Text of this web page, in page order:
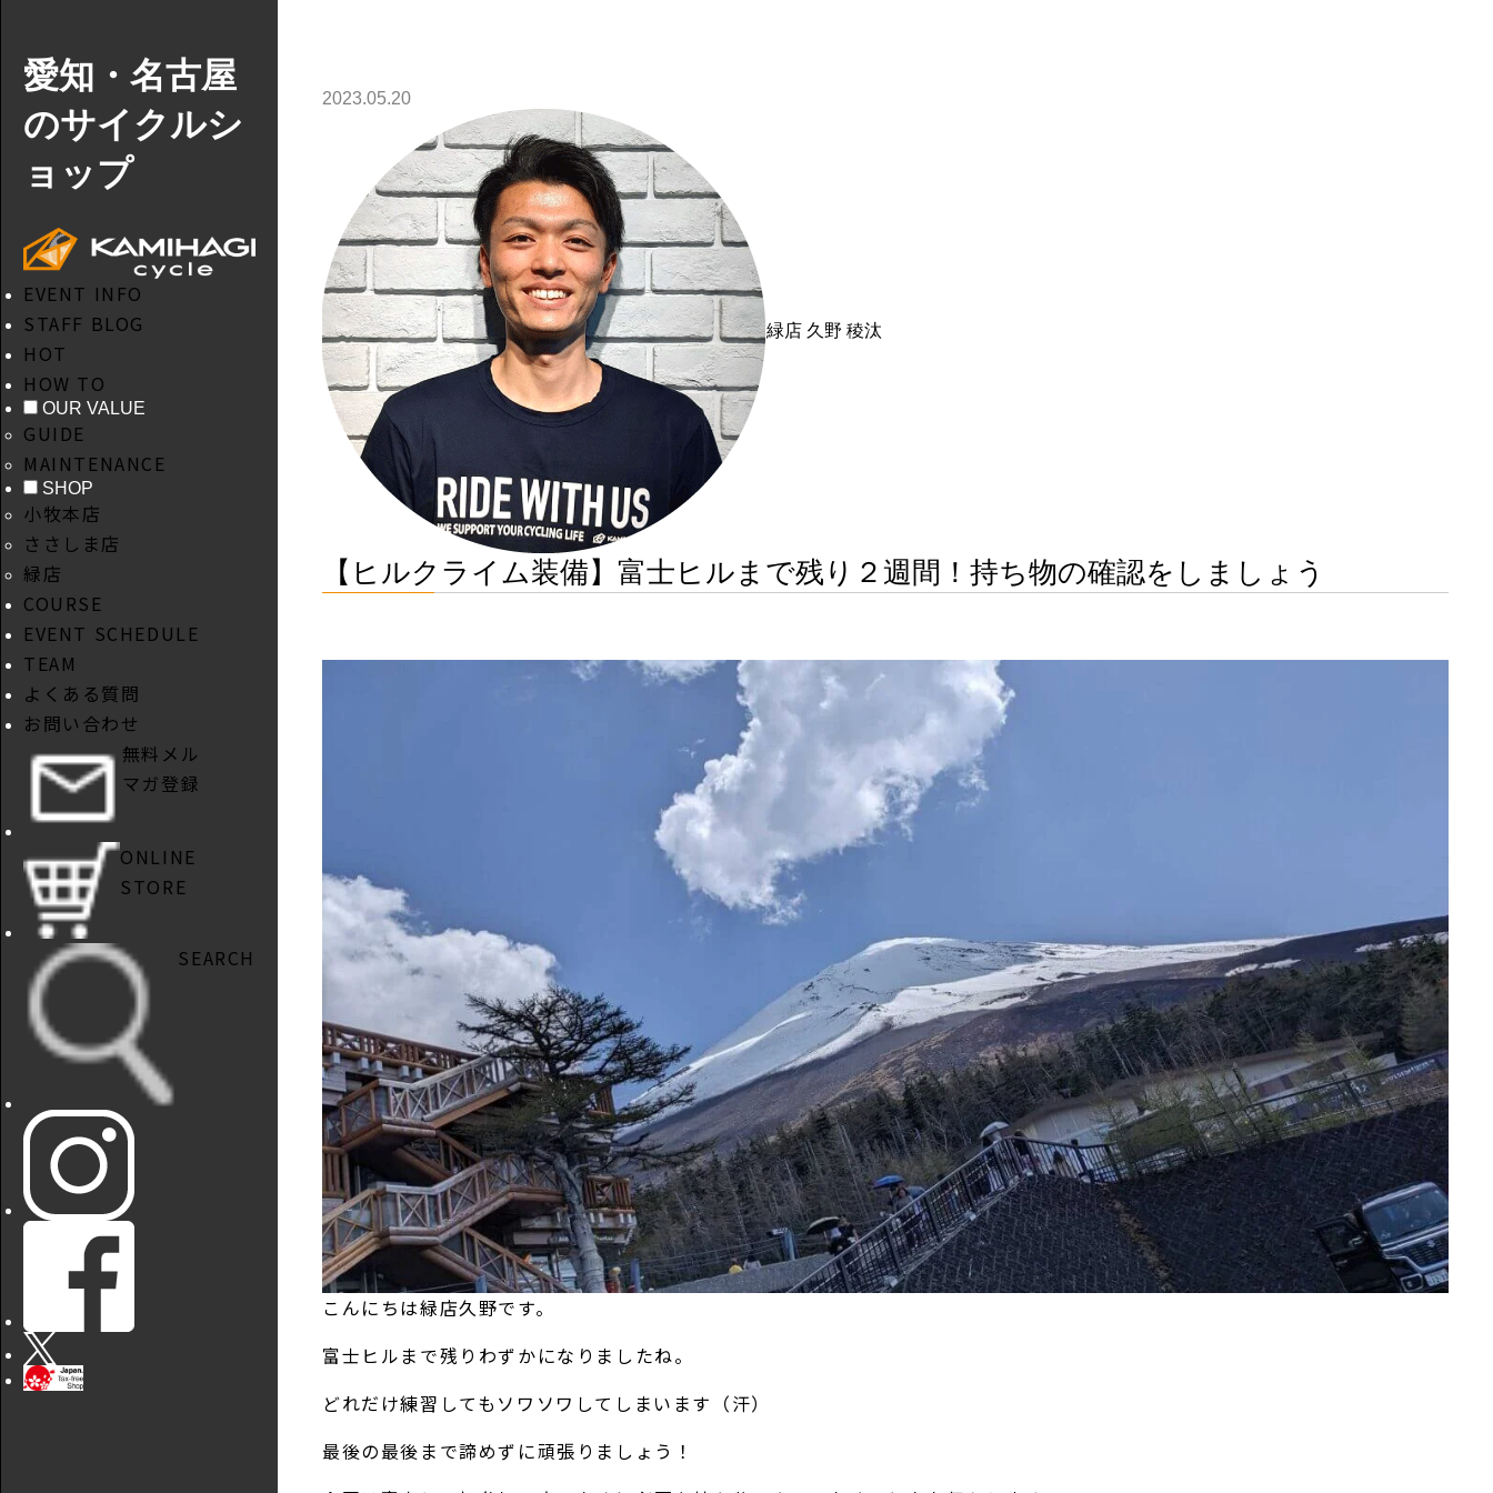
愛知・名古屋
のサイクルシ
ョップ
EVENT INFO
STAFF BLOG
HOT
HOW TO
OUR VALUE
GUIDE
MAINTENANCE
SHOP
小牧本店
ささしま店
緑店
COURSE
EVENT SCHEDULE
TEAM
よくある質問
お問い合わせ
無料メル
マガ登録
ONLINE
STORE
SEARCH
2023.05.20
緑店 久野 稜汰
【ヒルクライム装備】富士ヒルまで残り２週間！持ち物の確認をしましょう
こんにちは緑店久野です。
富士ヒルまで残りわずかになりましたね。
どれだけ練習してもソワソワしてしまいます（汗）
最後の最後まで諦めずに頑張りましょう！